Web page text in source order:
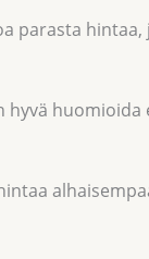
parasta
huomioida